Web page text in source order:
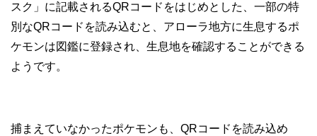
スク」に記載されるQRコードをはじめとした、一部の特
別なQRコードを読み込むと、アローラ地方に生息するポ
ケモンは図鑑に登録され、生息地を確認することができる
ようです。
捕まえていなかったポケモンも、QRコードを読み込め